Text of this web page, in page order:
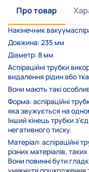
Про товар
Накінечник
Довжина: 235 мм
Діаметр: 8 мм
Аспіраційні трубки
видалення рідин або
Вони мають такі
Форма: аспіраційні
яка звужується на
Інший кінець трубки
негативного тиску.
Матеріал: аспіраційні
різних матеріалів,
Вони повинні бути